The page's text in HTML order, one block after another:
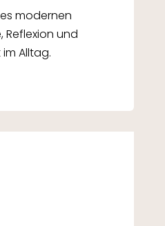
modernen
Reflexion und
Alltag.